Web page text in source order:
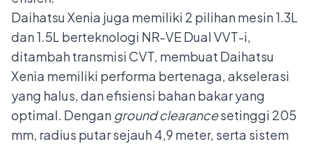
Daihatsu Xenia juga memiliki 2 pilihan mesin 1.3L
dan 1.5L berteknologi NR-VE Dual VVT-i,
ditambah transmisi CVT, membuat Daihatsu
Xenia memiliki performa bertenaga, akselerasi
yang halus, dan efisiensi bahan bakar yang
optimal. Dengan ground clearancesetinggi 205
mm, radius putar sejauh 4,9 meter, serta sistem